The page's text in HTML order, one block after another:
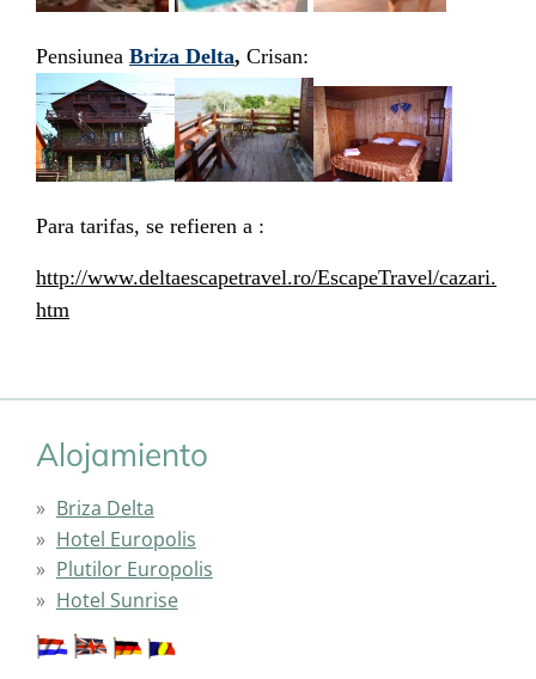
Pensiunea Briza Delta, Crisan:
Para tarifas, se refieren a :
http://www.deltaescapetravel.ro/EscapeTravel/cazari.
htm
Alojamiento
Briza Delta
Hotel Europolis
Plutilor Europolis
Hotel Sunrise